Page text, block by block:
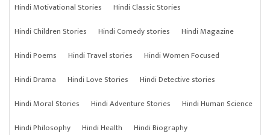
Hindi Motivational Stories
Hindi Classic Stories
Hindi Children Stories
Hindi Comedy stories
Hindi Magazine
Hindi Poems
Hindi Travel stories
Hindi Women Focused
Hindi Drama
Hindi Love Stories
Hindi Detective stories
Hindi Moral Stories
Hindi Adventure Stories
Hindi Human Science
Hindi Philosophy
Hindi Health
Hindi Biography